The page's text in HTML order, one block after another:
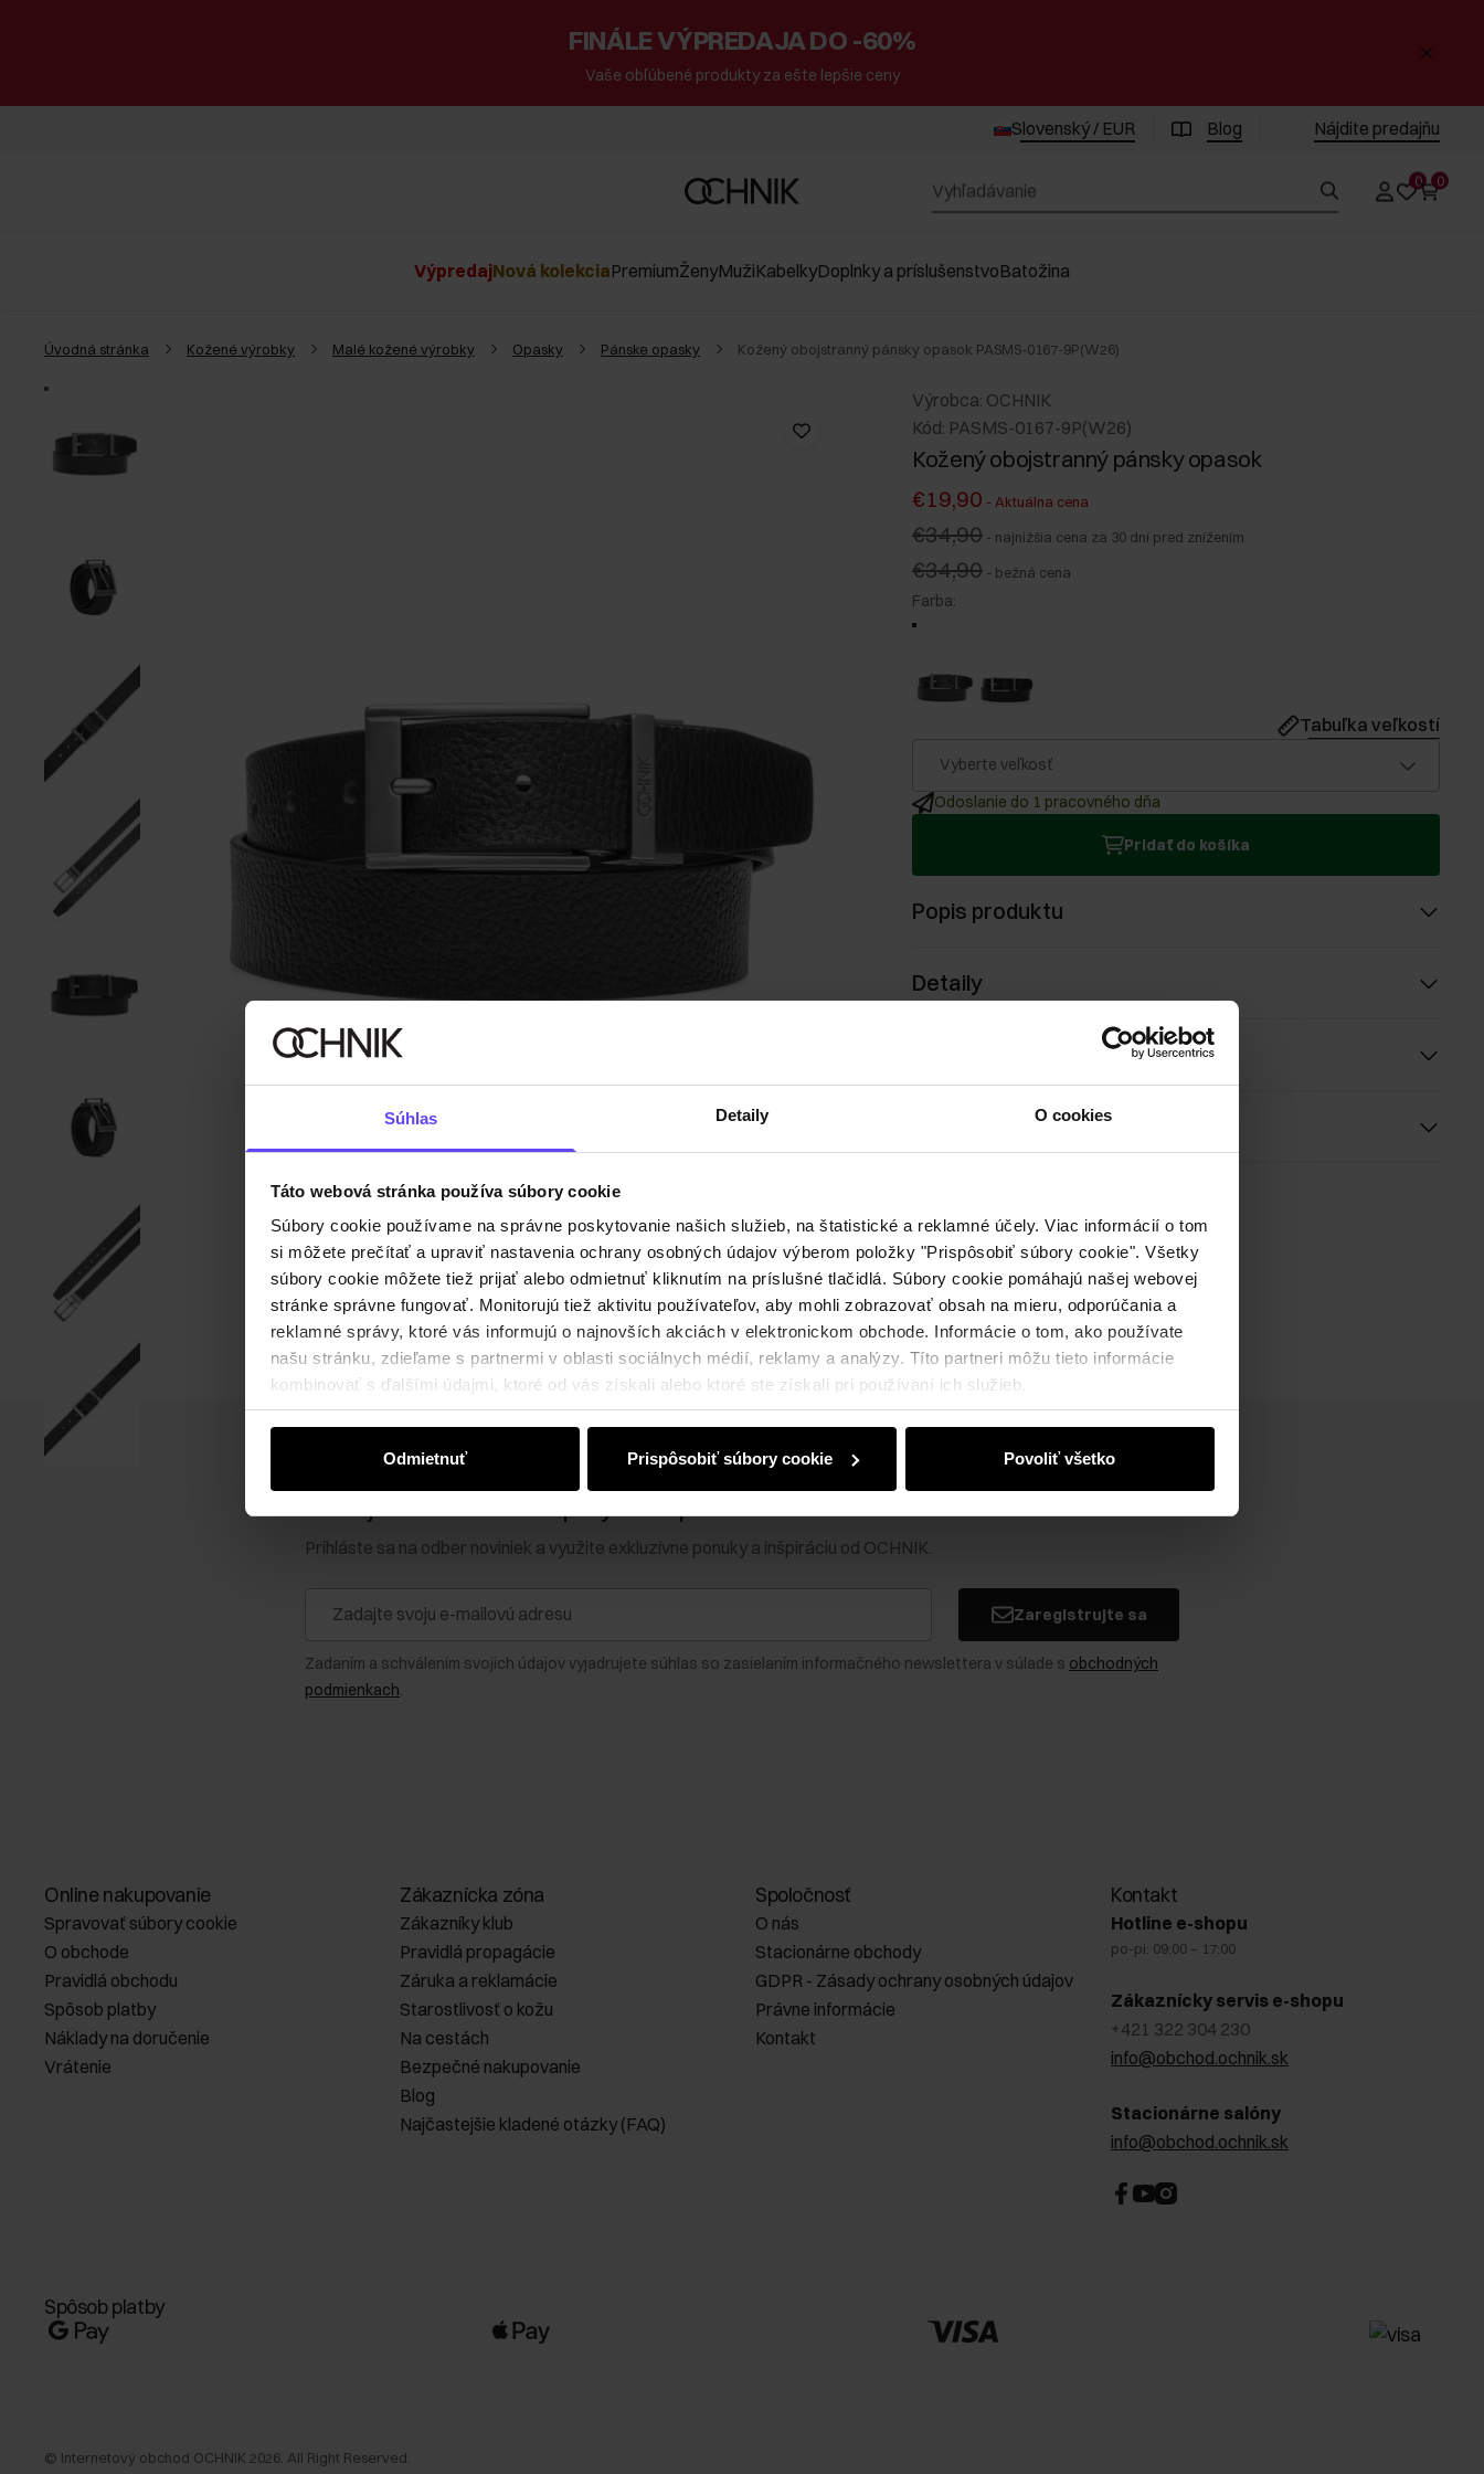
Súhlas Detaily O cookies
Táto webová stránka používa súbory cookie
Súbory cookie používame na správne poskytovanie našich služieb, na štatistické a reklamné účely. Viac informácií o tom
si môžete prečítať a upraviť nastavenia ochrany osobných údajov výberom položky "Prispôsobiť súbory cookie". Všetky
súbory cookie môžete tiež prijať alebo odmietnuť kliknutím na príslušné tlačidlá. Súbory cookie pomáhajú našej webovej
stránke správne fungovať. Monitorujú tiež aktivitu používateľov, aby mohli zobrazovať obsah na mieru, odporúčania a
reklamné správy, ktoré vás informujú o najnovších akciách v elektronickom obchode. Informácie o tom, ako používate
našu stránku, zdieľame s partnermi v oblasti sociálnych médií, reklamy a analýzy. Títo partneri môžu tieto informácie
kombinovať s ďalšími údajmi, ktoré od vás získali alebo ktoré ste získali pri používaní ich služieb.
Odmietnuť Prispôsobiť súbory cookie Povoliť všetko
FINÁLE VÝPREDAJA DO -60%
Vaše obľúbené produkty za ešte lepšie ceny
Slovenský / EUR Blog Nájdite predajňu
0 0
VýpredajNová kolekciaPremiumŽenyMužiKabelkyDoplnky a príslušenstvoBatožina
Úvodná stránka Kožené výrobky Malé kožené výrobky Opasky Pánske opasky Kožený obojstranný pánsky opasok PASMS-0167-9P(W26)
Výrobca: OCHNIK
Kód: PASMS-0167-9P(W26)
Kožený obojstranný pánsky opasok
€19,90 - Aktuálna cena
€34,90 - najnižšia cena za 30 dní pred znížením
€34,90 - bežná cena
Farba:
Tabuľka veľkostí
Vyberte veľkosť
Odoslanie do 1 pracovného dňa
Pridať do košíka
Popis produktu
Detaily
Zloženie a rozmery
Prihláste sa na odber noviniek a využite exkluzívne ponuky a inšpiráciu od OCHNIK.
Zaregistrujte sa
Zadaním a schválením svojich údajov vyjadrujete súhlas so zasielaním informačného newslettera v súlade s obchodných
podmienkach.
Online nakupovanie
Spravovať súbory cookie
O obchode
Pravidlá obchodu
Spôsob platby
Náklady na doručenie
Vrátenie
Zákaznícka zóna
Zákazníky klub
Pravidlá propagácie
Záruka a reklamácie
Starostlivosť o kožu
Na cestách
Bezpečné nakupovanie
Blog
Najčastejšie kladené otázky (FAQ)
Spoločnosť
O nás
Stacionárne obchody
GDPR - Zásady ochrany osobných údajov
Právne informácie
Kontakt
Kontakt
Hotline e-shopu
po-pi: 09:00 – 17:00
Zákaznícky servis e-shopu
+421 322 304 230
info@obchod.ochnik.sk
Stacionárne salóny
info@obchod.ochnik.sk
Spôsob platby
© Internetový obchod OCHNIK 2026 . All Right Reserved.